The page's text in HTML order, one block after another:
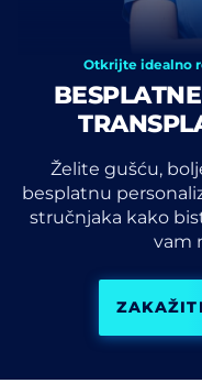
Otkrijte idealno
Želite gušću,
besplatnu
stručnjaka kako
vam